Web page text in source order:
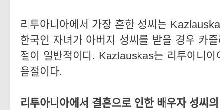
리투아니아에서 가장 흔한 성씨는
한국인 자녀가 아버지 성씨를 받을 경우 카
절이 일반적이다. Kazlauskas는 리투아니
음절이다.
리투아니아에서 결혼으로 인한 배우자 성씨